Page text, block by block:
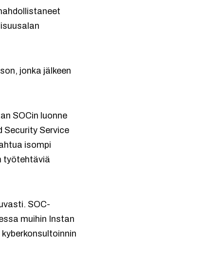
jonka jälkeen
SOCin luonne
Security Service
isompi
työtehtäviä
SOC-
muihin Instan